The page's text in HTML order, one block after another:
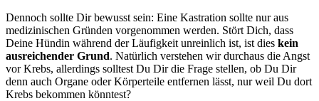
Dennoch sollte Dir bewusst sein: Eine Kastration sollte nur aus
medizinischen Gründen vorgenommen werden. Stört Dich, dass
Deine Hündin während der Läufigkeit unreinlich ist, ist dies kein
ausreichender Grund. Natürlich verstehen wir durchaus die Angst
vor Krebs, allerdings solltest Du Dir die Frage stellen, ob Du Dir
denn auch Organe oder Körperteile entfernen lässt, nur weil Du dort
Krebs bekommen könntest?